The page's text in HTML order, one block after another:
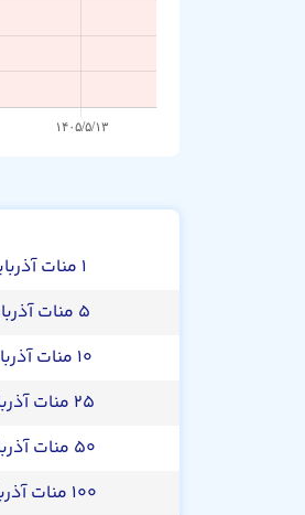
۱ منات آذربایجان
۵ منات آذربایجان
۱۰ منات آذربایجان
۲۵ منات آذربایجان
۵۰ منات آذربایجان
۱۰۰ منات آذربایجان